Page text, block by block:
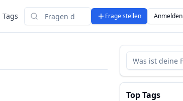
Tags
Suchen
Frage stellen Anmelden
Top Tags